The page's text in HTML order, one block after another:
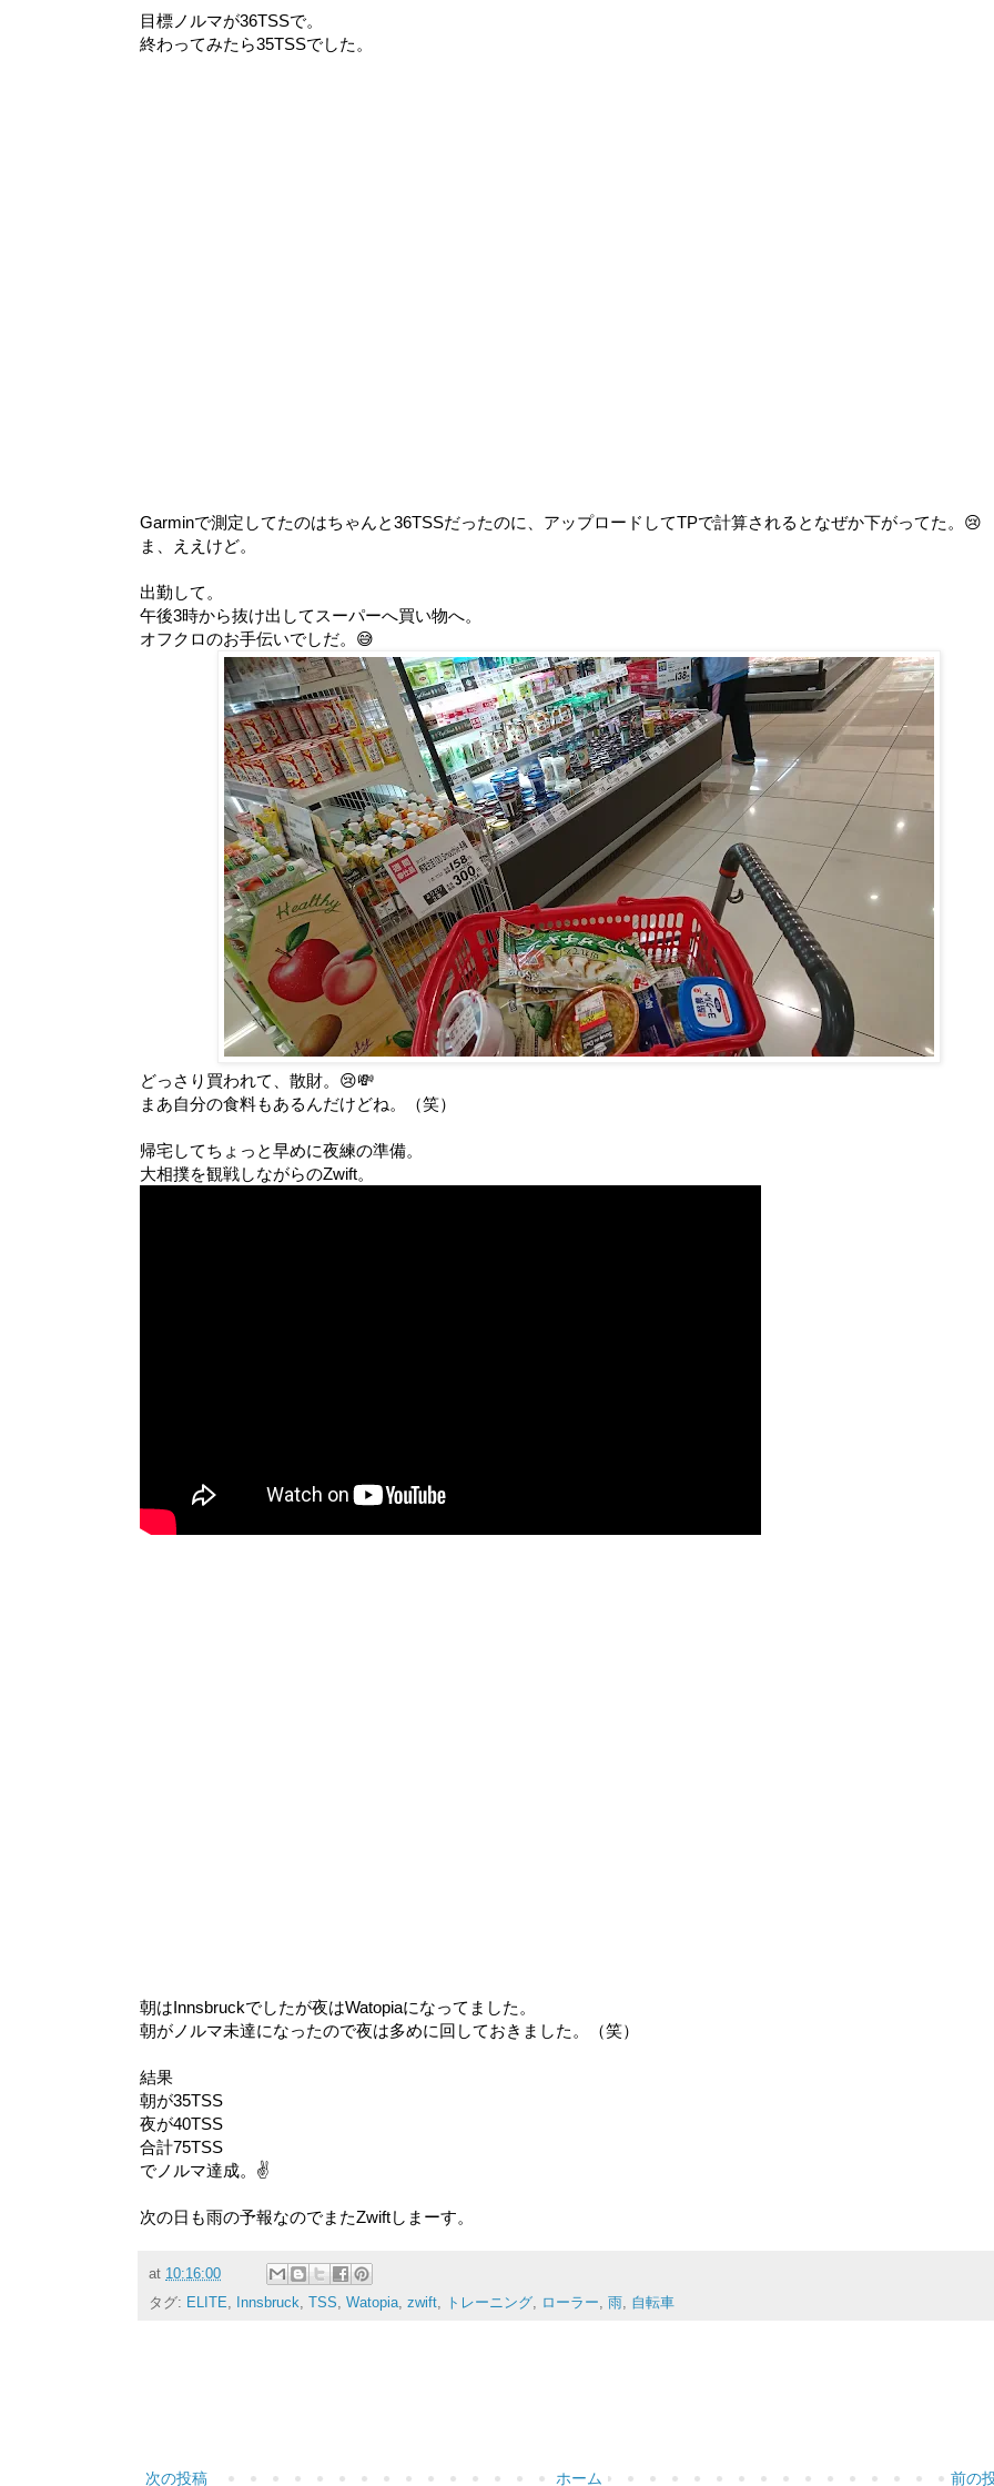
目標ノルマが36TSSで。
終わってみたら35TSSでした。
Garminで測定してたのはちゃんと36TSSだったのに、アップロードしてTPで計算されるとなぜか下がってた。😢
ま、ええけど。
出勤して。
午後3時から抜け出してスーパーへ買い物へ。
オフクロのお手伝いでしだ。😅
どっさり買われて、散財。😢💸
まあ自分の食料もあるんだけどね。（笑）
帰宅してちょっと早めに夜練の準備。
大相撲を観戦しながらのZwift。
朝はInnsbruckでしたが夜はWatopiaになってました。
朝がノルマ未達になったので夜は多めに回しておきました。（笑）
結果
朝が35TSS
夜が40TSS
合計75TSS
でノルマ達成。✌
次の日も雨の予報なのでまたZwiftしまーす。
at 10:16:00
タグ: ELITE, Innsbruck, TSS, Watopia, zwift, トレーニング, ローラー, 雨, 自転車
次の投稿 前の
ホーム